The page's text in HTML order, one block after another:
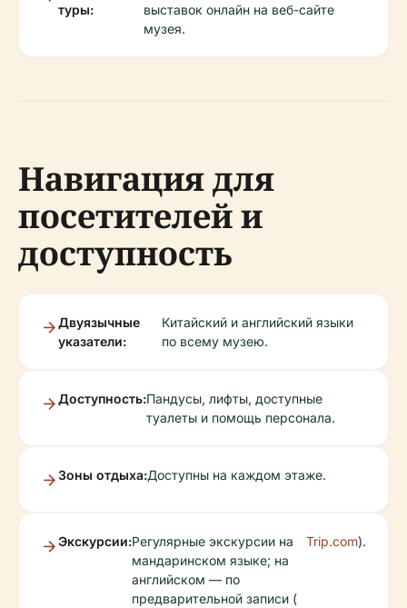
туры:
выставок онлайн на веб-сайте
музея.
Навигация для
посетителей и
доступность
Двуязычные
указатели:
Китайский и английский языки
по всему музею.
Доступность:Пандусы, лифты, доступные
туалеты и помощь персонала.
Зоны отдыха:Доступны на каждом этаже.
Экскурсии:Регулярные экскурсии на
мандаринском языке; на
английском — по
предварительной записи (
Trip.com).